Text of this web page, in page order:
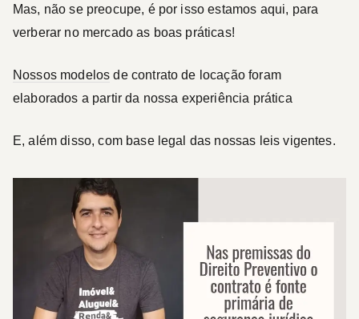
Mas, não se preocupe, é por isso estamos aqui, para
verberar no mercado as boas práticas!
Nossos modelos de contrato de locação foram
elaborados a partir da nossa experiência prática
E, além disso, com base legal das nossas leis vigentes.